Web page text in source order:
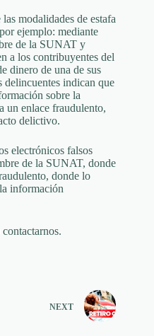
modalidades de estafa
ejemplo: mediante
de la SUNAT y
a los contribuyentes del
dinero de una de sus
delincuentes indican que
sobre la
un enlace fraudulento,
delictivo.
electrónicos falsos
de la SUNAT, donde
donde lo
información
NEXT